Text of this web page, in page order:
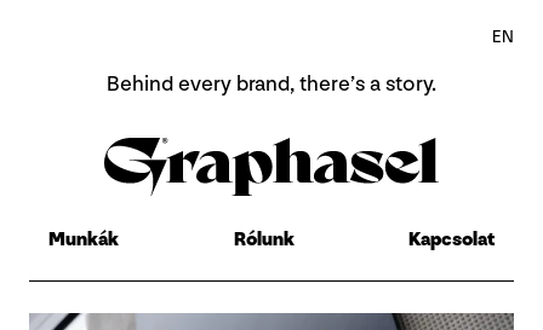
EN
Behind every brand,there’s a story.
Munkák Rólunk Kapcsolat
Home